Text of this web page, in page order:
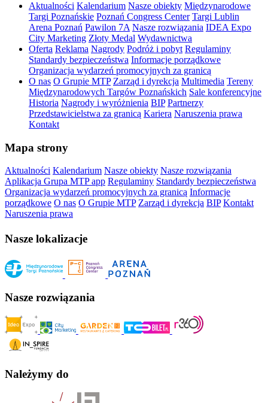
Aktualności Kalendarium Nasze obiekty Międzynarodowe
Targi Poznańskie Poznań Congress Center Targi Lublin
Arena Poznań Pawilon 7A Nasze rozwiązania IDEA Expo
City Marketing Złoty Medal Wydawnictwa
Oferta Reklama Nagrody Podróż i pobyt Regulaminy
Standardy bezpieczeństwa Informacje porządkowe
Organizacja wydarzeń promocyjnych za granicą
O nas O Grupie MTP Zarząd i dyrekcja Multimedia Tereny
Międzynarodowych Targów Poznańskich Sale konferencyjne
Historia Nagrody i wyróżnienia BIP Partnerzy
Przedstawicielstwa za granicą Kariera Naruszenia prawa
Kontakt
Mapa strony
Aktualności Kalendarium Nasze obiekty Nasze rozwiązania
Aplikacja Grupa MTP app Regulaminy Standardy bezpieczeństwa
Organizacja wydarzeń promocyjnych za granicą Informacje
porządkowe O nas O Grupie MTP Zarząd i dyrekcja BIP Kontakt
Naruszenia prawa
Nasze lokalizacje
Nasze rozwiązania
Należymy do